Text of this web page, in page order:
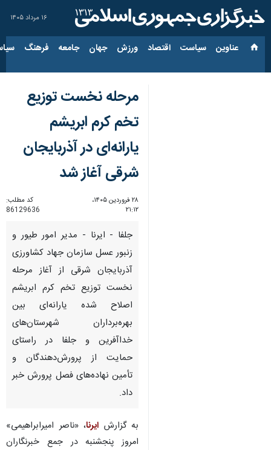
۱۶ مرداد ۱۴۰۵
عناوین‌ سیاست اقتصاد ورزش جهان جامعه فرهنگ
مرحله نخست توزیع
تخم کرم ابریشم
یارانه‌ای در آذربایجان
شرقی آغاز شد
۲۸ فروردین ۱۴۰۵،
۲۱:۱۲
کد مطلب:
86129636
جلفا - ایرنا - مدیر امور طیور و
زنبور عسل سازمان جهاد کشاورزی
آذربایجان شرقی از آغاز مرحله
نخست توزیع تخم کرم ابریشم
اصلاح شده یارانه‌ای بین
بهره‌برداران شهرستان‌های
خداآفرین و جلفا در راستای
حمایت از پرورش‌دهندگان و
تأمین نهاده‌های فصل پرورش خبر
داد.
به گزارش ایرنا، «ناصر امیرابراهیمی»
امروز پنجشنبه در جمع خبرنگاران